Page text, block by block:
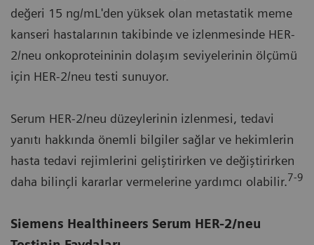
değeri 15 ng/mL'den yüksek olan metastatik meme
kanseri hastalarının takibinde ve izlenmesinde HER-
2/neu onkoproteininin dolaşım seviyelerinin ölçümü
için HER-2/neu testi sunuyor.
Serum HER-2/neu düzeylerinin izlenmesi, tedavi
yanıtı hakkında önemli bilgiler sağlar ve hekimlerin
hasta tedavi rejimlerini geliştirirken ve değiştirirken
daha bilinçli kararlar vermelerine yardımcı olabilir.7-9
Siemens Healthineers Serum HER-2/neu